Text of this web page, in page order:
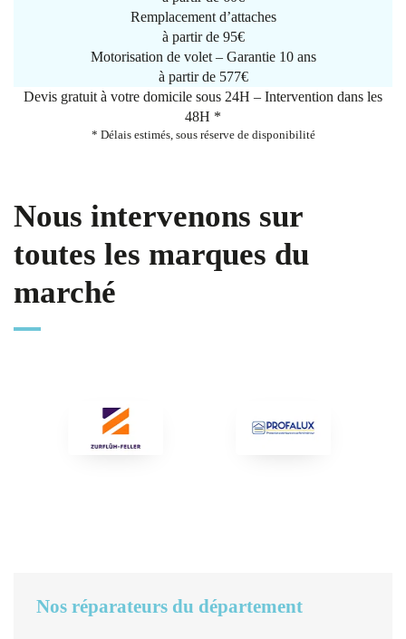
Remplacement d’attaches
à partir de 95€
Motorisation de volet – Garantie 10 ans
à partir de 577€
Devis gratuit à votre domicile sous 24H – Intervention dans les
48H *
* Délais estimés, sous réserve de disponibilité
Nous intervenons sur
toutes les marques du
marché
Nos réparateurs du département